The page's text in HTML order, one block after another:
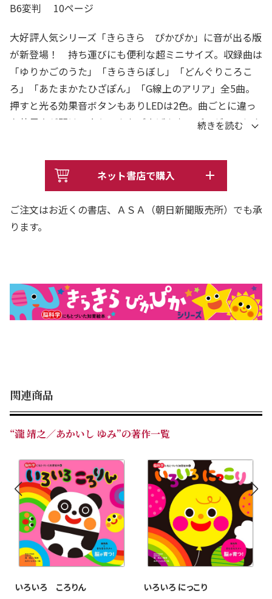
B6変判 10ページ
大好評人気シリーズ「きらきら ぴかぴか」に音が出る版
が新登場！ 持ち運びにも便利な超ミニサイズ。収録曲は
「ゆりかごのうた」「きらきらぼし」「どんぐりころこ
ろ」「あたまかたひざぽん」「G線上のアリア」全5曲。
押すと光る効果音ボタンもありLEDは2色。曲ごとに違っ
た効果音が聞けて赤ちゃんもごきげん♪ プレゼントにも
ネット書店で購入
ご注文はお近くの書店、ＡＳＡ（朝日新聞販売所）でも承
ります。
関連商品
“瀧 靖之／あかいし ゆみ”の著作一覧
いろいろ ころりん いろいろ にっこり